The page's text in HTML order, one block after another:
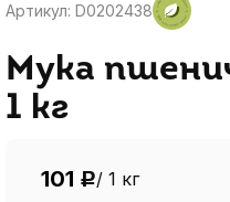
Артикул: D0202438
Мука
1 кг
101 Р/ 1 кг